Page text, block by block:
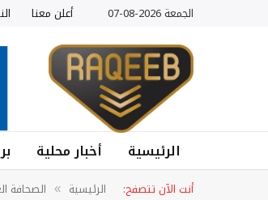
الجمعة 2026-08-07 أعلن معنا
الرئيسية أخبار محلية
أنت الآن تتصفح:
الرئيسية » الصحافة